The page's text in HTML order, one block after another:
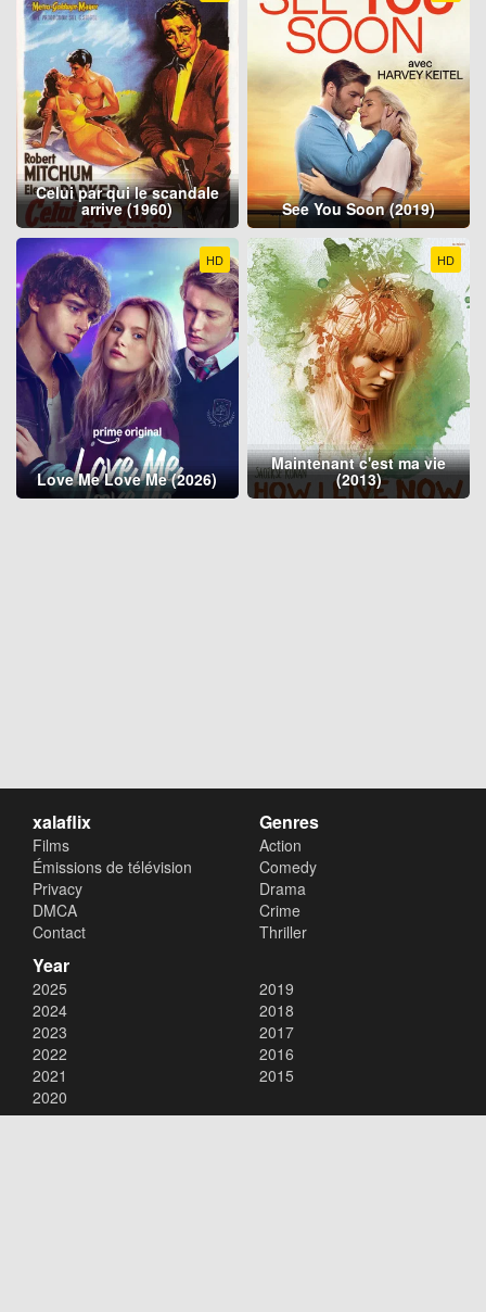
Celui par qui le scandale
arrive (1960) See You Soon (2019)
HD
Love Me Love Me (2026)
HD
Maintenant c'est ma vie
(2013)
xalaflix
Films
Émissions de télévision
Privacy
DMCA
Contact
Genres
Action
Comedy
Drama
Crime
Thriller
Year
2025
2024
2023
2022
2021
2020
2019
2018
2017
2016
2015